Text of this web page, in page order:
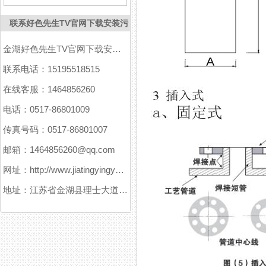
联系好色先生TV官网下载安装污
金湖好色先生TV官网下载安装污仪表有限公司
联系电话：15195518515
在线客服：1464856260
电话：0517-86801009
传真号码：0517-86801007
邮箱：1464856260@qq.com
网址：http://www.jiatingyingyuanxitong.com
地址：江苏省金湖县理士大道61号